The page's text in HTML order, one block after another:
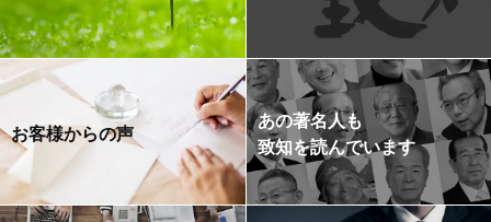
お客様からの声
あの著名人も
致知を読んでいます